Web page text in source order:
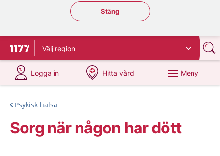
Stäng regionsväljaren
Stäng
Till startsidan för 1177
Välj region
Logga in
på 1177.se
Hitta vård
på 1177.se
Meny
Psykisk hälsa
Sorg när någon har dött